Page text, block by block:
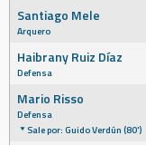
Santiago Mele
Arquero
Haibrany Ruiz Díaz
Defensa
Mario Risso
Defensa
Sale por: Guido Verdún (80')